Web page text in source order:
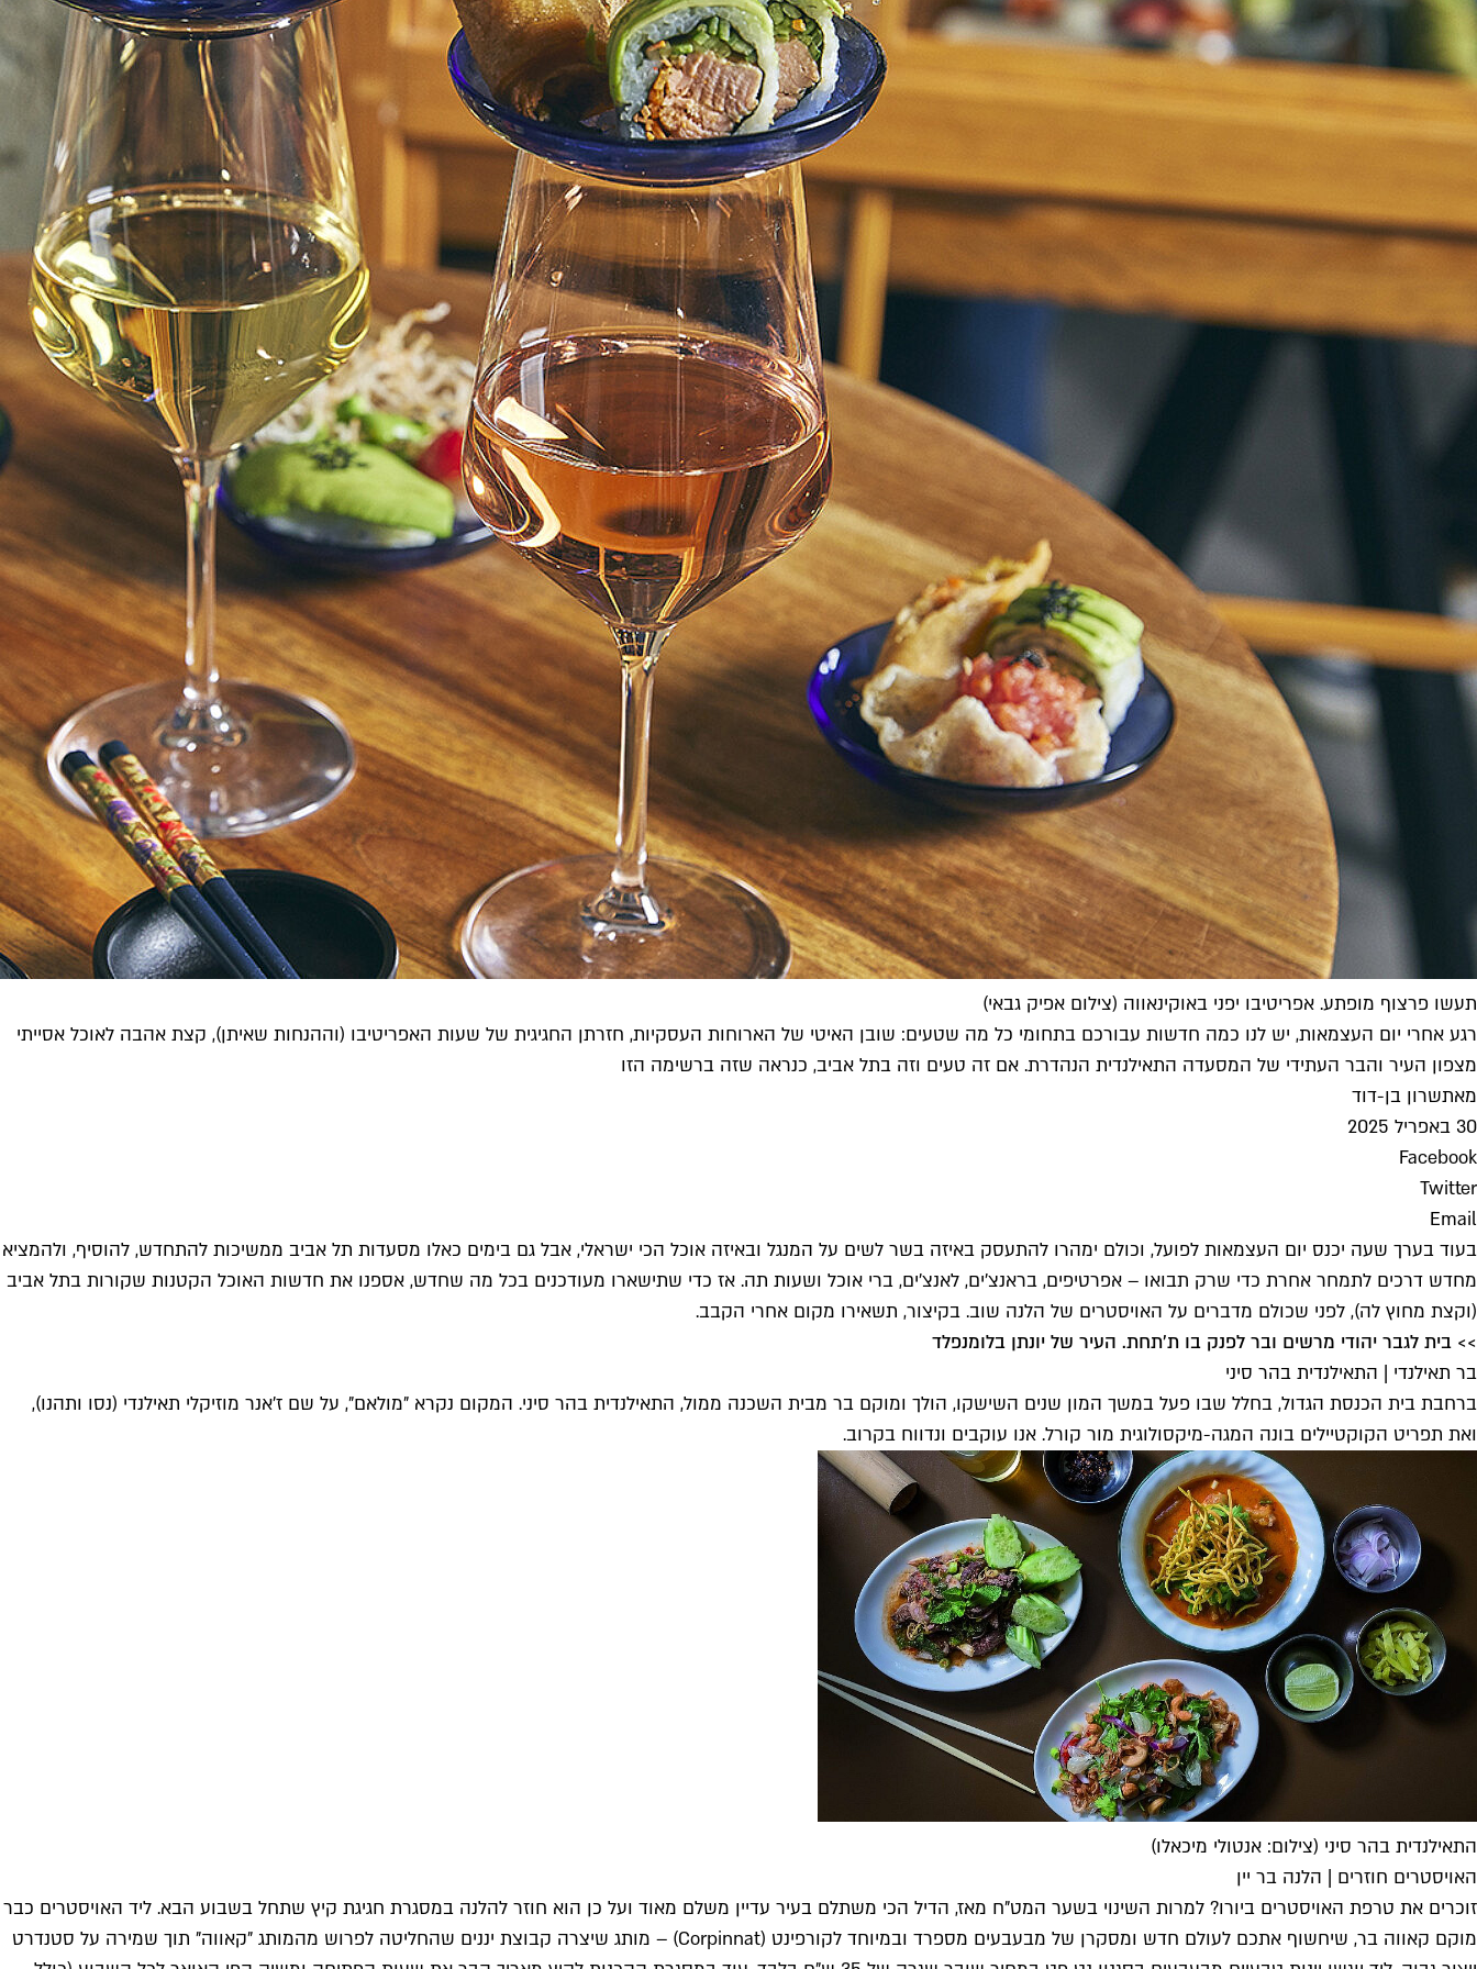
תעשו פרצוף מופתע. אפריטיבו יפני באוקינאווה (צילום אפיק גבאי)
רגע אחרי יום העצמאות, יש לנו כמה חדשות עבורכם בתחומי כל מה שטעים: שובן האיטי של הארוחות העסקיות, חזרתן החגיגית של שעות האפריטיבו (וההנחות שאיתן), קצת אהבה לאוכל אסייתי
מצפון העיר והבר העתידי של המסעדה התאילנדית הנהדרת. אם זה טעים וזה בתל אביב, כנראה שזה ברשימה הזו
מאתשרון בן-דוד
30 באפריל 2025
Facebook
Twitter
Email
בעוד בערך שעה יכנס יום העצמאות לפועל, וכולם ימהרו להתעסק באיזה בשר לשים על המנגל ובאיזה אוכל הכי ישראלי, אבל גם בימים כאלו מסעדות תל אביב ממשיכות להתחדש, להוסיף, ולהמציא
מחדש דרכים לתמחר אחרת כדי שרק תבואו – אפרטיפים, בראנצ'ים, לאנצ'ים, ברי אוכל ושעות תה. אז כדי שתישארו מעודכנים בכל מה שחדש, אספנו את חדשות האוכל הקטנות שקורות בתל אביב
(וקצת מחוץ לה), לפני שכולם מדברים על האויסטרים של הלנה שוב. בקיצור, תשאירו מקום אחרי הקבב.
>> בית לגבר יהודי מרשים ובר לפנק בו ת'תחת. העיר של יונתן בלומנפלד
בר תאילנדי | התאילנדית בהר סיני
ברחבת בית הכנסת הגדול, בחלל שבו פעל במשך המון שנים השישקו, הולך ומוקם בר מבית השכנה ממול, התאילנדית בהר סיני. המקום נקרא "מולאם", על שם ז'אנר מוזיקלי תאילנדי (נסו ותהנו),
ואת תפריט הקוקטיילים בונה המגה-מיקסולוגית מור קורל. אנו עוקבים ונדווח בקרוב.
התאילנדית בהר סיני (צילום: אנטולי מיכאלו)
האויסטרים חוזרים | הלנה בר יין
זוכרים את טרפת האויסטרים ביורו? למרות השינוי בשער המט"ח מאז, הדיל הכי משתלם בעיר עדיין משלם מאוד ועל כן הוא חוזר להלנה במסגרת חגיגת קיץ שתחל בשבוע הבא. ליד האויסטרים כבר
מוקם קאווה בר, שיחשוף אתכם לעולם חדש ומסקרן של מבעבעים מספרד ובמיוחד לקורפינט (Corpinnat) – מותג שיצרה קבוצת יננים שהחליטה לפרוש מהמותג "קאווה" תוך שמירה על סטנדרט